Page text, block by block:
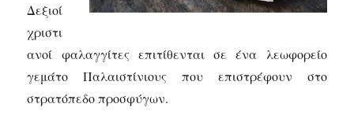
Δεξιοί
χριστι
ανοί φαλαγγίτες επιτίθενται σε ένα λεωφορείο
γεμάτο Παλαιστίνιους που επιστρέφουν στο
στρατόπεδο προσφύγων.